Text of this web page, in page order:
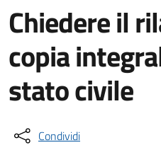
Chiedere il
copia
stato civile
Condividi